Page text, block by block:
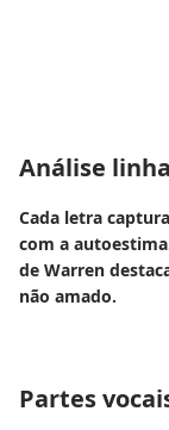
Análise
Cada letra
com a
de Warren
não amado.
Partes